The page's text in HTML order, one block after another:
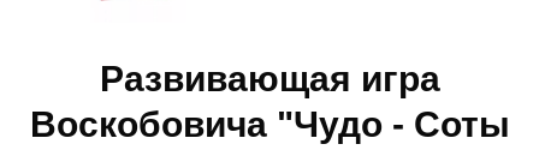
Развивающая игра
Воскобовича "Чудо - Соты